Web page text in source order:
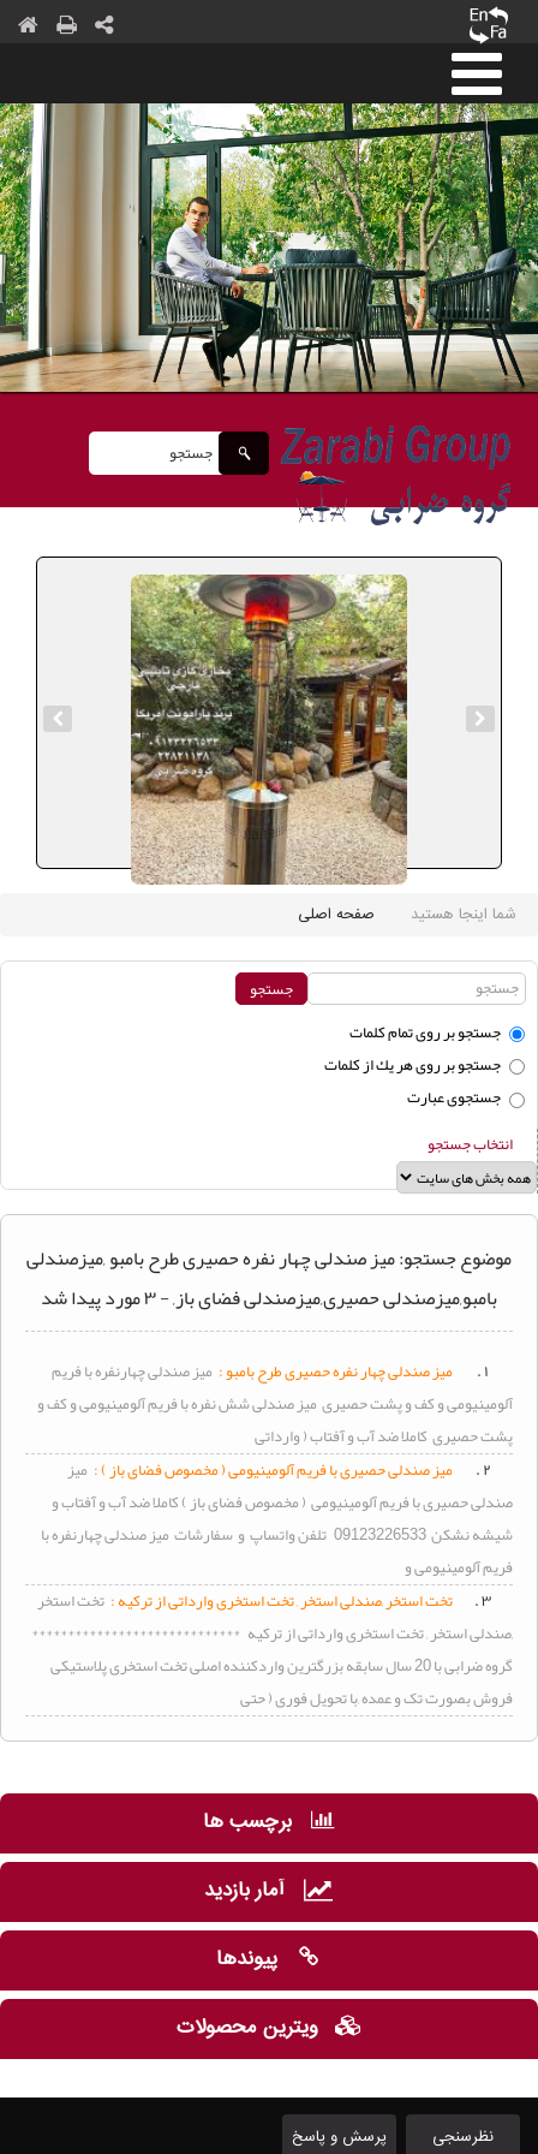
شما اینجا هستید صفحه اصلی
جستجو بر روی تمام كلمات
جستجو بر روی هر يك از كلمات
جستجوی عبارت
انتخاب جستجو
موضوع جستجو: میز صندلی چهار نفره حصیری طرح بامبو ,میزصندلی
بامبو,میزصندلی حصیری,میزصندلی فضای باز, - ۳ مورد پیدا شد
۱ . میزصندلی چهار نفره حصیری طرح بامبو : میزصندلی چهارنفره با فریم
آلومینیومی و کف و پشت حصیریمیزصندلی شش نفره با فریم آلومینیومی و کف و
پشت حصیری کاملا ضد آب و آفتاب ( وارداتی
۲ .
میزصندلی حصیری با فریم آلومینیومی ( مخصوص فضای باز ) : میز
صندلی حصیری با فریم آلومینیومی ( مخصوص فضای باز ) کاملا ضد آب و آفتاب و
شیشه نشکن 09123226533 تلفن واتساپ و سفارشات
میزصندلی چهارنفره با
فریم آلومینیومی و
۳ .
تخت استخر ,صندلی استخر , تخت استخری وارداتی از ترکیه : تخت استخر
,صندلی استخر , تخت استخری وارداتی از ترکیه *****************************
گروه ضرابی با 20 سال سابقه بزرگترین واردکننده اصلی تخت استخری پلاستیکی
فروش بصورت تک و عمده ,با تحویل فوری ( حتی
برچسب ها
آمار بازدید
پیوندها
ویترین محصولات
نظرسنجی پرسش و پاسخ